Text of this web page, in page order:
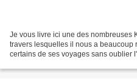
Je vous livre ici une des nombreuses
travers lesquelles il nous a beaucoup
certains de ses voyages sans oublier